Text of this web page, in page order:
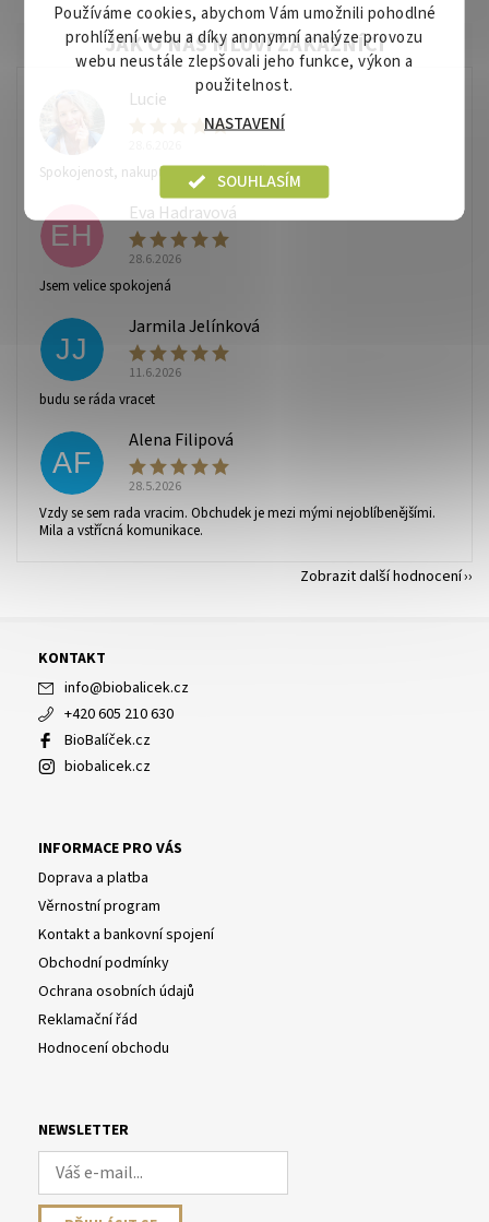
Vaše osobní údaje budou zpracovány dle
ochrany osobních údajů
L
Lucie
Spokojenost, nakupuju zde pravidelně.
EH
Eva Hadravová
28.6.2026
Jsem velice spokojená
JJ
Jarmila Jelínková
11.6.2026
budu se ráda vracet
AF
Alena Filipová
28.5.2026
Vzdy se sem rada vracim. Obchudek je mezi mými nejoblíbenějšími.
Mila a vstřícná komunikace.
Zobrazit další hodnocení
KONTAKT
info@biobalicek.cz
+420 605 210 630
BioBalíček.cz
biobalicek.cz
INFORMACE PRO VÁS
Doprava a platba
Věrnostní program
Kontakt a bankovní spojení
Obchodní podmínky
Ochrana osobních údajů
Reklamační řád
Hodnocení obchodu
NEWSLETTER
Používáme cookies, abychom Vám umožnili pohodlné
prohlížení webu a díky anonymní analýze provozu
webu neustále zlepšovali jeho funkce, výkon a
použitelnost.
NASTAVENÍ
SOUHLASÍM